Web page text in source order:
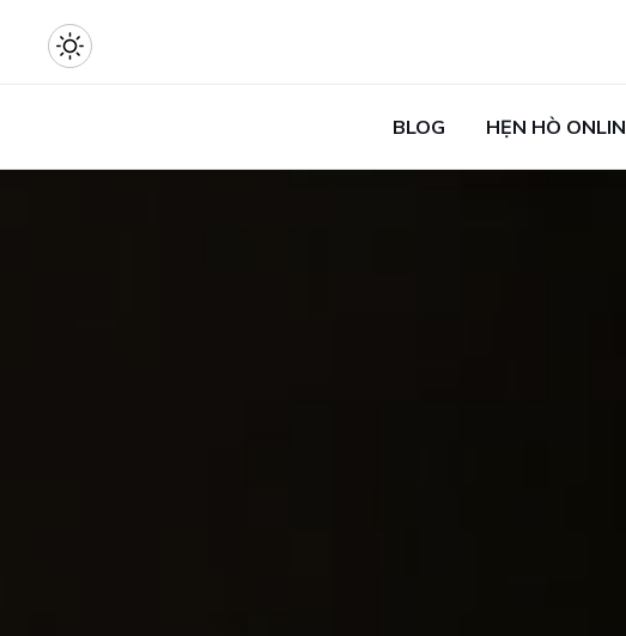
BLOG HẸN HÒ